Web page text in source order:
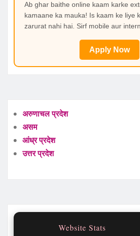
Ab ghar baithe online kaam karke
kamaane ka mauka! Is kaam ke liye
zarurat nahi hai. Sirf mobile aur
Apply Now
अरुणाचल प्रदेश
असम
आंध्र प्रदेश
उत्तर प्रदेश
Website Stats